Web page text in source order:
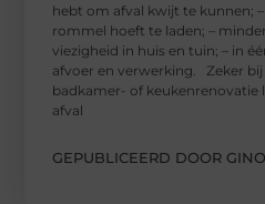
hebt om afval kwijt te kunnen;
rommel hoeft te laden; –
viezigheid in huis en tuin; – in
afvoer en verwerking. Zeker
badkamer- of keukenrenovatie
afval
GEPUBLICEERD DOOR